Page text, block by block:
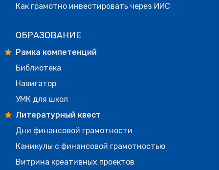
Как грамотно инвестировать через ИИС
ОБРАЗОВАНИЕ
Рамка компетенций
Библиотека
Навигатор
УМК для школ
Литературный квест
Дни финансовой грамотности
Каникулы с финансовой грамотностью
Витрина креативных проектов